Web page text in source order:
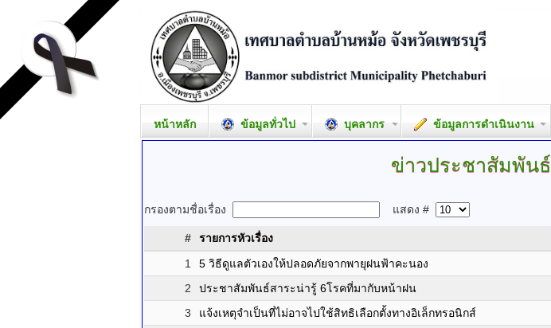
หน้าหลัก ข้อมูลทั่วไป บุคลากร ข้อมูลการดำเนินงาน
ข่าวประชาสัมพันธ์
กรองตามชื่อเรื่อง แสดง #
# รายการหัวเรื่อง
1
5 วิธีดูแลตัวเองให้ปลอดภัยจากพายุฝนฟ้าคะนอง
2
ประชาสัมพันธ์สาระน่ารู้ 6โรคที่มากับหน้าฝน
3
แจ้งเหตุจำเป็นที่ไม่อาจไปใช้สิทธิเลือกตั้งทางอิเล็กทรอนิกส์